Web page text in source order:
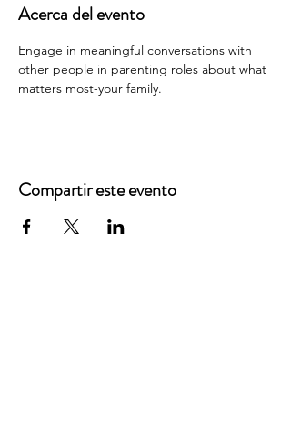
Acerca del evento
Engage in meaningful conversations with
other people in parenting roles about what
matters most-your family.
Compartir este evento